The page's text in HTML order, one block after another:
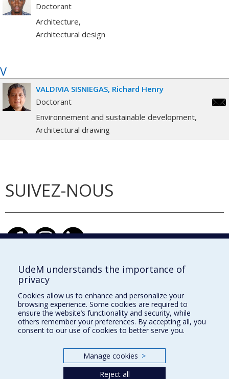
Doctorant
Architecture
Architectural design
V
VALDIVIA SISNIEGAS Richard Henry
Doctorant
Environnement and sustainable development
Architectural drawing
SUIVEZ-NOUS
École d'architecture
École de design
École d'urbanisme et d'architecture de paysage
UdeM understands the importance of
privacy
Cookies allow us to enhance and personalize your
browsing experience. Some cookies are required to
ensure the website’s functionality and security, while
others remember your preferences. By accepting all, you
consent to our use of cookies to better serve you.
Manage cookies >
Reject all